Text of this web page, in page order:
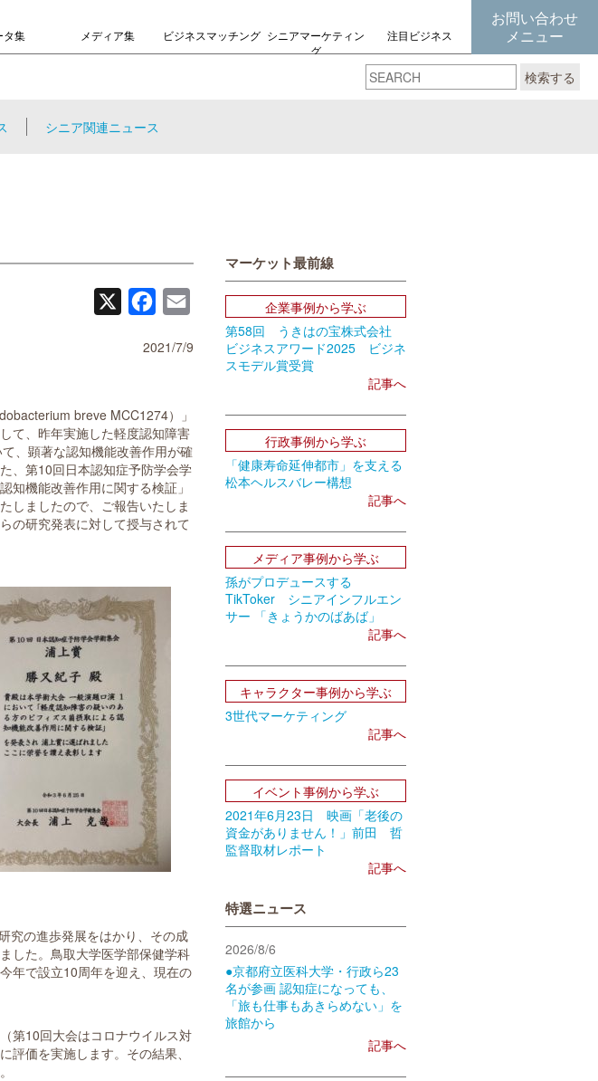
タ集 メディア集 ビジネスマッチング シニアマーケティン
グ
注目ビジネス
お問い合わせ
メニュー
検索する
シニア関連ニュース
FacebookEmail
2021/7/9
breve MCC1274）」
て、昨年実施した軽度認知障害
、顕著な認知機能改善作用が確
、第10回日本認知症予防学会学
知機能改善作用に関する検証」
しましたので、ご報告いたしま
の研究発表に対して授与されて
究の進歩発展をはかり、その成
した。鳥取大学医学部保健学科
年で設立10周年を迎え、現在の
第10回大会はコロナウイルス対
価を実施します。その結果、
マーケット最前線
企業事例から学ぶ
第58回 うきはの宝株式会社
ビジネスアワード2025 ビジネ
スモデル賞受賞
記事へ
行政事例から学ぶ
「健康寿命延伸都市」を支える
松本ヘルスバレー構想
記事へ
メディア事例から学ぶ
孫がプロデュースする
TikToker シニアインフルエン
サー 「きょうかのばあば」
記事へ
キャラクター事例から学ぶ
3世代マーケティング
記事へ
イベント事例から学ぶ
2021年6月23日 映画「老後の
資金がありません！」前田 哲
監督取材レポート
記事へ
特選ニュース
2026/8/6
●京都府立医科大学・行政ら23
名が参画 認知症になっても、
「旅も仕事もあきらめない」を
旅館から
記事へ